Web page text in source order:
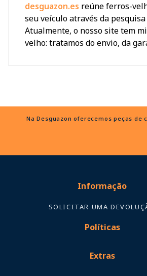
desguazon.es reúne ferros-
seu veículo através da
Atualmente, o nosso site tem
velho: tratamos do envio, da
Na Desguazon oferecemos peças
Informação
SOLICITAR UMA
Políticas
Extras